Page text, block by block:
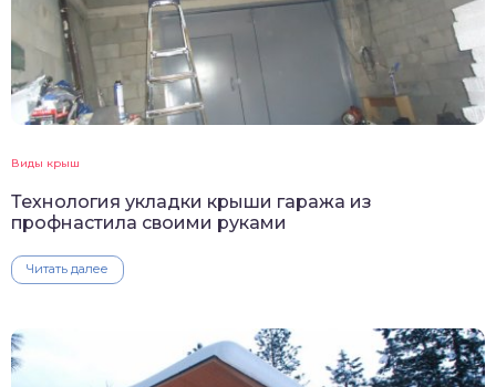
Виды крыш
Технология укладки крыши гаража из
профнастила своими руками
Читать далее